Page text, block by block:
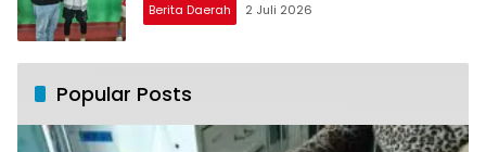
Berita Daerah 2 Juli 2026
Popular Posts